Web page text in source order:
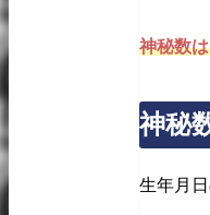
神秘数
神秘
生年月